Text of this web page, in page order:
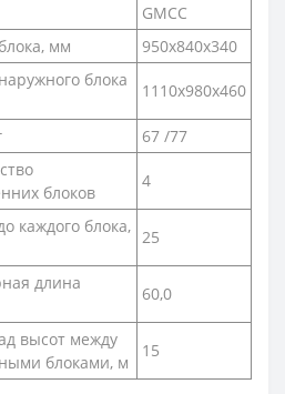
GMCC
мм
950x840x340
блока
1110x980x460
67 /77
блоков
4
каждого блока,
25
длина
60,0
высот между
блоками, м
15